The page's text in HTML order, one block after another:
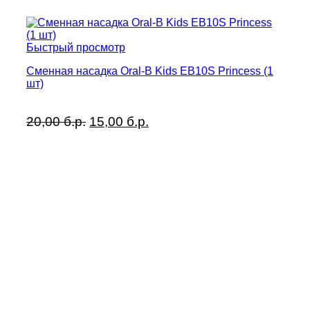
Быстрый просмотр
Сменная насадка Oral-B Kids EB10S Princess (1
шт)
20,00б.р. Первоначальная
15,00 б.р.